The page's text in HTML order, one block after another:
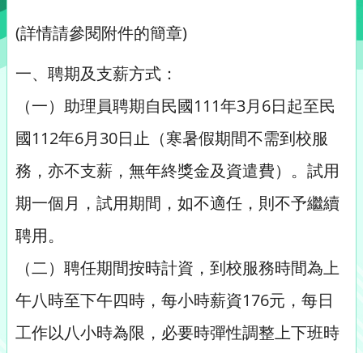
(詳情請參閱附件的簡章)
一、聘期及支薪方式：
（一）助理員聘期自民國111年3月6日起至民
國112年6月30日止（寒暑假期間不需到校服
務，亦不支薪，無年終獎金及資遣費）。試用
期一個月，試用期間，如不適任，則不予繼續
聘用。
（二）聘任期間按時計資，到校服務時間為上
午八時至下午四時，每小時薪資176元，每日
工作以八小時為限，必要時彈性調整上下班時